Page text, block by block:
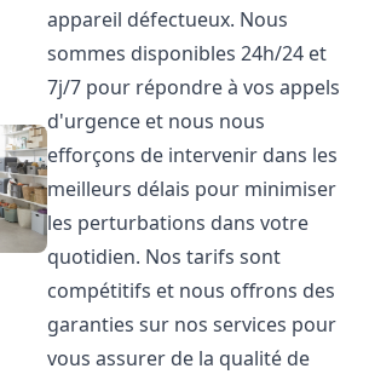
appareil défectueux. Nous
sommes disponibles 24h/24 et
7j/7 pour répondre à vos appels
d'urgence et nous nous
efforçons de intervenir dans les
meilleurs délais pour minimiser
les perturbations dans votre
quotidien. Nos tarifs sont
compétitifs et nous offrons des
garanties sur nos services pour
vous assurer de la qualité de